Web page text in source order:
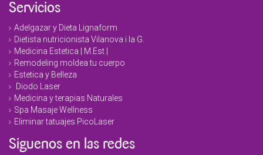
Servicios
Adelgazar y Dieta Lignaform
Dietista nutricionista Vilanova i la G.
Medicina Estetica | M.Est |
Remodeling moldea tu cuerpo
Estetica y Belleza
Diodo Laser
Medicina y terapias Naturales
Spa Masaje Wellness
Eliminar tatuajes PicoLaser
Siguenos en las redes